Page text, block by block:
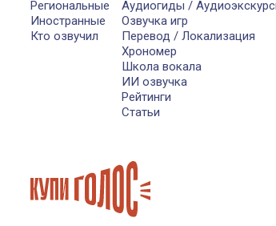
Региональные
Иностранные
Кто озвучил
Аудиогиды /
Озвучка игр
Перевод / Локализация
Хрономер
Школа вокала
ИИ озвучка
Рейтинги
Статьи